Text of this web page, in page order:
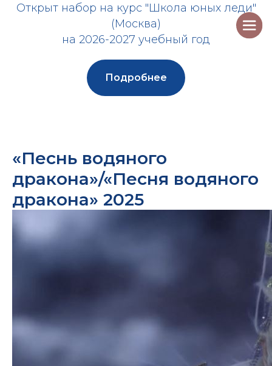
Открыт набор на курс "Школа юных леди"
(Москва)
на 2026-2027 учебный год
Подробнее
«Песнь водяного
дракона»/«Песня водяного
дракона» 2025